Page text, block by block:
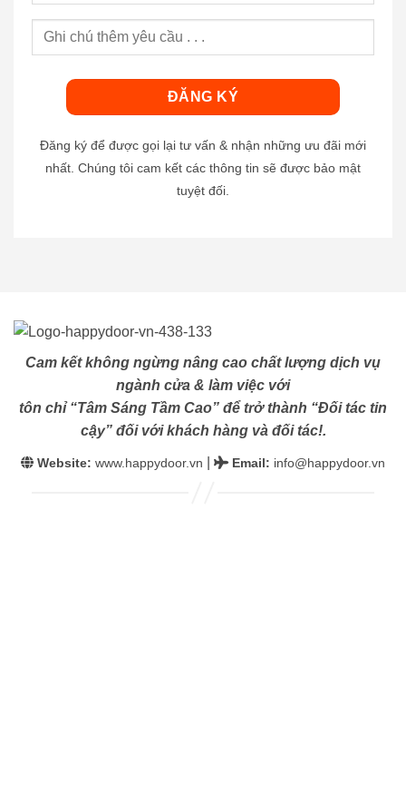
Đăng ký để được gọi lại tư vấn & nhận những ưu đãi mới
nhất. Chúng tôi cam kết các thông tin sẽ được bảo mật
tuyệt đối.
Cam kết không ngừng nâng cao chất lượng dịch vụ
ngành cửa & làm việc với
tôn chỉ “Tâm Sáng Tầm Cao” để trở thành “Đối tác tin
cậy” đối với khách hàng và đối tác!.
Website: www.happydoor.vn Email: info@happydoor.vn